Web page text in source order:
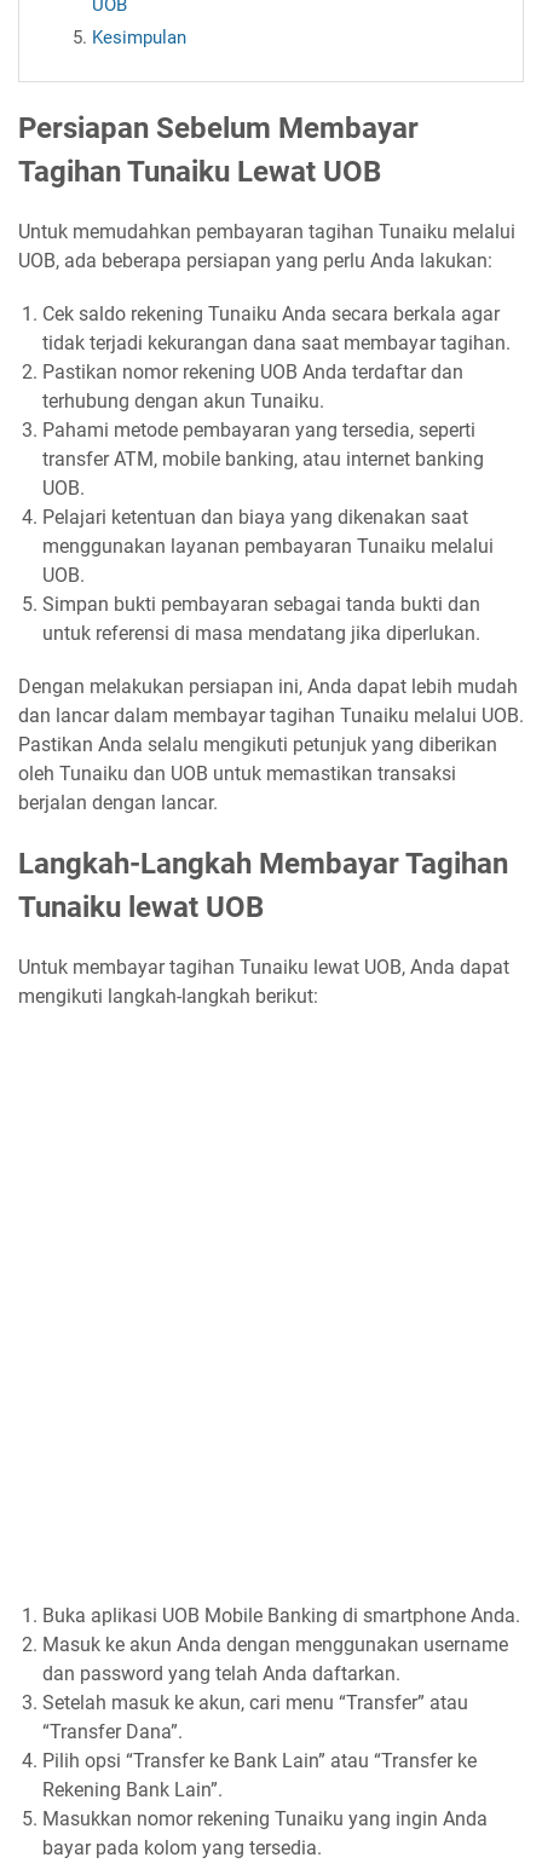
UOB
Kesimpulan
Persiapan Sebelum Membayar
Tagihan Tunaiku Lewat UOB
Untuk memudahkan pembayaran tagihan Tunaiku melalui
UOB, ada beberapa persiapan yang perlu Anda lakukan:
Cek saldo rekening Tunaiku Anda secara berkala agar
tidak terjadi kekurangan dana saat membayar tagihan.
Pastikan nomor rekening UOB Anda terdaftar dan
terhubung dengan akun Tunaiku.
Pahami metode pembayaran yang tersedia, seperti
transfer ATM, mobile banking, atau internet banking
UOB.
Pelajari ketentuan dan biaya yang dikenakan saat
menggunakan layanan pembayaran Tunaiku melalui
UOB.
Simpan bukti pembayaran sebagai tanda bukti dan
untuk referensi di masa mendatang jika diperlukan.
Dengan melakukan persiapan ini, Anda dapat lebih mudah
dan lancar dalam membayar tagihan Tunaiku melalui UOB.
Pastikan Anda selalu mengikuti petunjuk yang diberikan
oleh Tunaiku dan UOB untuk memastikan transaksi
berjalan dengan lancar.
Langkah-Langkah Membayar Tagihan
Tunaiku lewat UOB
Untuk membayar tagihan Tunaiku lewat UOB, Anda dapat
mengikuti langkah-langkah berikut:
Buka aplikasi UOB Mobile Banking di smartphone Anda.
Masuk ke akun Anda dengan menggunakan username
dan password yang telah Anda daftarkan.
Setelah masuk ke akun, cari menu “Transfer” atau
“Transfer Dana”.
Pilih opsi “Transfer ke Bank Lain” atau “Transfer ke
Rekening Bank Lain”.
Masukkan nomor rekening Tunaiku yang ingin Anda
bayar pada kolom yang tersedia.